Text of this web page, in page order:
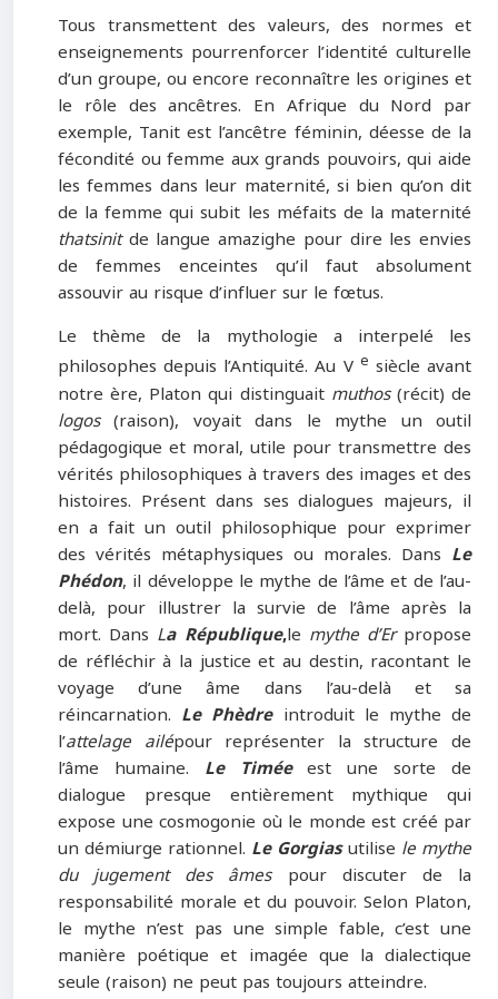
Tous transmettent des valeurs, des normes et
enseignements pourrenforcer l’identité culturelle
d’un groupe, ou encore reconnaître les origines et
le rôle des ancêtres. En Afrique du Nord par
exemple, Tanit est l’ancêtre féminin, déesse de la
fécondité ou femme aux grands pouvoirs, qui aide
les femmes dans leur maternité, si bien qu’on dit
de la femme qui subit les méfaits de la maternité
thatsinitde langue amazighe pour dire les envies
de femmes enceintes qu’il faut absolument
assouvir au risque d’influer sur le fœtus.
Le thème de la mythologie a interpelé les
philosophes depuis l’Antiquité. Au V e siècle avant
notre ère, Platon qui distinguait muthos(récit) de
logos(raison), voyait dans le mythe un outil
pédagogique et moral, utile pour transmettre des
vérités philosophiques à travers des images et des
histoires. Présent dans ses dialogues majeurs, il
en a fait un outil philosophique pour exprimer
des vérités métaphysiques ou morales. Dans Le
Phédon, il développe le mythe de l’âme et de l’au-
delà, pour illustrer la survie de l’âme après la
mort. Dans La République,le mythe d’Er propose
de réfléchir à la justice et au destin, racontant le
voyage d’une âme dans l’au-delà et sa
réincarnation. Le Phèdreintroduit le mythe de
l’attelage ailépour représenter la structure de
l’âme humaine. Le Timéeest une sorte de
dialogue presque entièrement mythique qui
expose une cosmogonie où le monde est créé par
un démiurge rationnel. Le Gorgiasutilise le mythe
du jugement des âmespour discuter de la
responsabilité morale et du pouvoir. Selon Platon,
le mythe n’est pas une simple fable, c’est une
manière poétique et imagée que la dialectique
seule (raison) ne peut pas toujours atteindre.